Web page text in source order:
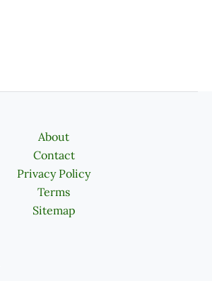
About
Contact
Privacy Policy
Terms
Sitemap